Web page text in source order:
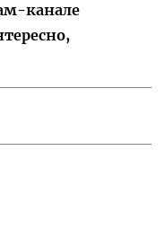
канале